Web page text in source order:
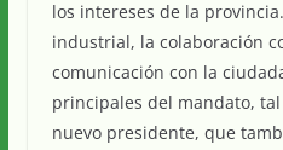
los intereses de la
industrial, la colaboración
comunicación con la
principales del mandato,
nuevo presidente, que